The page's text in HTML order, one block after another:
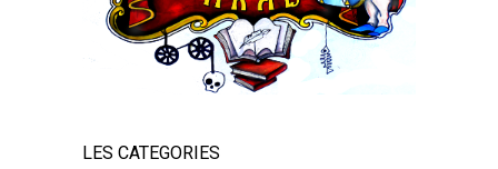
LES CATEGORIES